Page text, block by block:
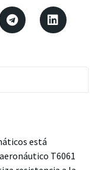
está
T6061